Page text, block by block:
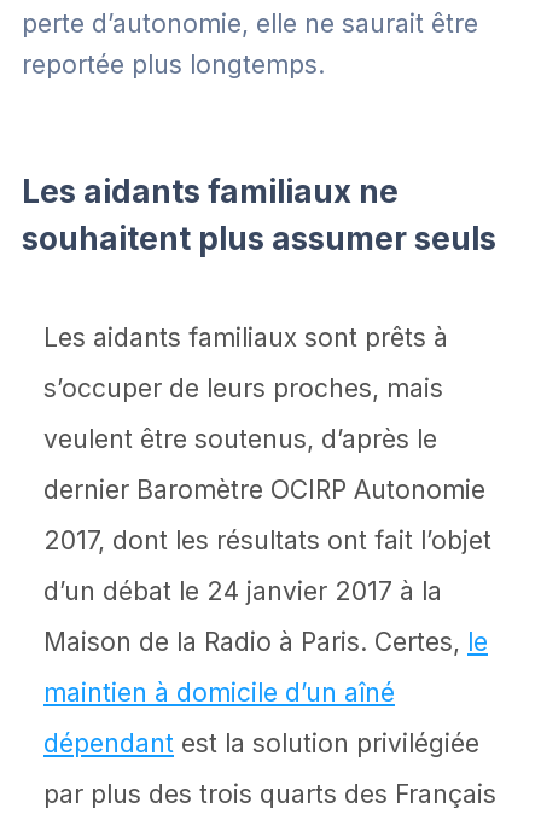
perte d’autonomie, elle ne saurait être
reportée plus longtemps.
Les aidants familiaux ne
souhaitent plus assumer seuls
Les aidants familiaux sont prêts à
s’occuper de leurs proches, mais
veulent être soutenus, d’après le
dernier Baromètre OCIRP Autonomie
2017, dont les résultats ont fait l’objet
d’un débat le 24 janvier 2017 à la
Maison de la Radio à Paris. Certes, le
maintien à domicile d’un aîné
dépendant est la solution privilégiée
par plus des trois quarts des Français